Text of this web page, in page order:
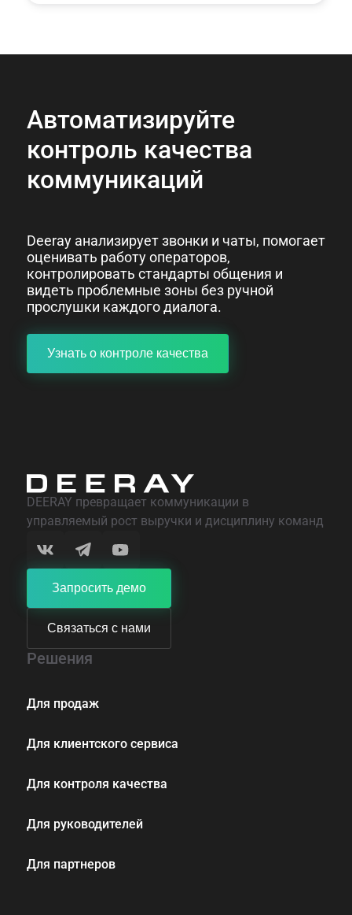
Автоматизируйте
контроль качества
коммуникаций
Deeray анализирует звонки и чаты, помогает
оценивать работу операторов,
контролировать стандарты общения и
видеть проблемные зоны без ручной
прослушки каждого диалога.
Узнать о контроле качества
DEERAY превращает коммуникации в
управляемый рост выручки и дисциплину команд
Запросить демо
Связаться с нами
Решения
Для продаж
Для клиентского сервиса
Для контроля качества
Для руководителей
Для партнеров